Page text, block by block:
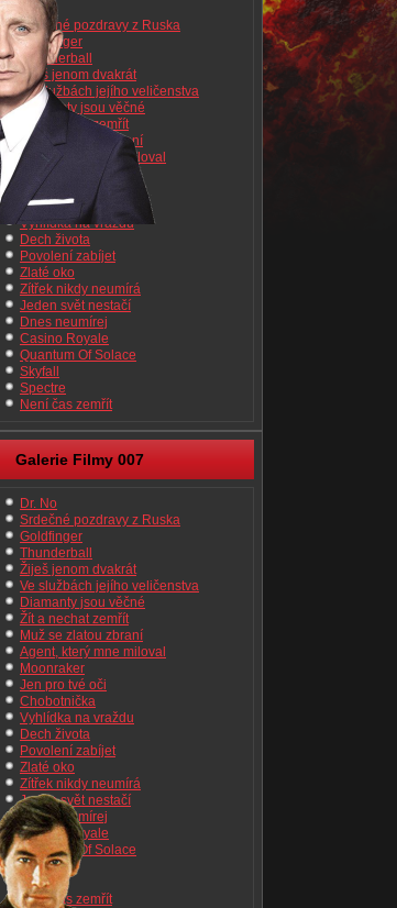
Dr. No
Srdečné pozdravy z Ruska
Goldfinger
Thunderball
Žiješ jenom dvakrát
Ve službách jejího veličenstva
Diamanty jsou věčné
Žít a nechat zemřít
Muž se zlatou zbraní
Agent, který mne miloval
Moonraker
Jen pro tvé oči
Chobotnička
Vyhlídka na vraždu
Dech života
Povolení zabíjet
Zlaté oko
Zítřek nikdy neumírá
Jeden svět nestačí
Dnes neumírej
Casino Royale
Quantum Of Solace
Skyfall
Spectre
Není čas zemřít
Galerie Filmy 007
Dr. No
Srdečné pozdravy z Ruska
Goldfinger
Thunderball
Žiješ jenom dvakrát
Ve službách jejího veličenstva
Diamanty jsou věčné
Žít a nechat zemřít
Muž se zlatou zbraní
Agent, který mne miloval
Moonraker
Jen pro tvé oči
Chobotnička
Vyhlídka na vraždu
Dech života
Povolení zabíjet
Zlaté oko
Zítřek nikdy neumírá
Jeden svět nestačí
Dnes neumírej
Casino Royale
Quantum Of Solace
Skyfall
Spectre
Není čas zemřít